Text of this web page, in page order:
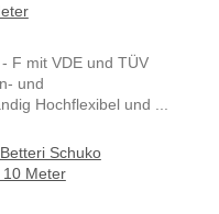
F mit VDE und TÜV
und
Hochflexibel und ...
Schuko
10 Meter